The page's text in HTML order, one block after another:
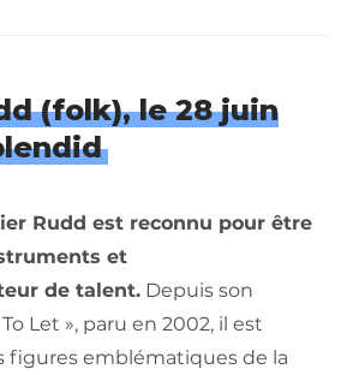
(folk), le 28 juin
Rudd est reconnu pour être
et
de talent. Depuis son
Let », paru en 2002, il est
figures emblématiques de la